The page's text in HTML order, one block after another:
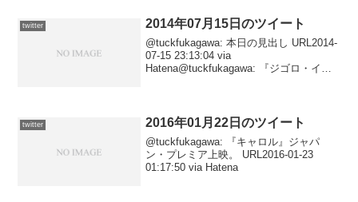
twitter 2014年07月15日のツイート
@tuckfukagawa: 本日の見出し URL2014-
07-15 23:13:04 via
Hatena@tuckfukagawa: 『ジゴロ・イ
twitter 2016年01月22日のツイート
@tuckfukagawa: 『キャロル』ジャパ
ン・プレミア上映。 URL2016-01-23
01:17:50 via Hatena